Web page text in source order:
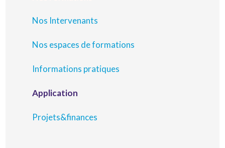
Nos Intervenants
Nos espaces de formations
Informations pratiques
Application
Projets&finances